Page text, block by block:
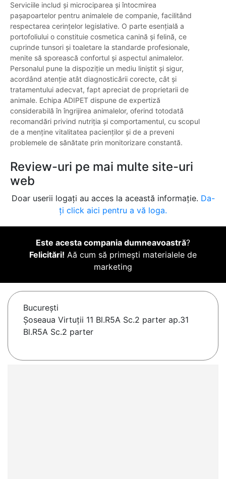
Serviciile includ și microciparea și întocmirea
pașapoartelor pentru animalele de companie, facilitând
respectarea cerințelor legislative. O parte esențială a
portofoliului o constituie cosmetica canină și felină, ce
cuprinde tunsori și toaletare la standarde profesionale,
menite să sporească confortul și aspectul animalelor.
Personalul pune la dispoziție un mediu liniștit și sigur,
acordând atenție atât diagnosticării corecte, cât și
tratamentului adecvat, fapt apreciat de proprietarii de
animale. Echipa ADIPET dispune de expertiză
considerabilă în îngrijirea animalelor, oferind totodată
recomandări privind nutriția și comportamentul, cu scopul
de a menține vitalitatea pacienților și de a preveni
problemele de sănătate prin monitorizare constantă.
Review-uri pe mai multe site-uri
web
Doar userii logați au acces la această informație. Da-
ți click aici pentru a vă loga.
Este acesta compania dumneavoastră?
Felicitări! Aă cum să primești materialele de
marketing
Bucureşti
Șoseaua Virtuții 11 Bl.R5A Sc.2 parter ap.31
Bl.R5A Sc.2 parter